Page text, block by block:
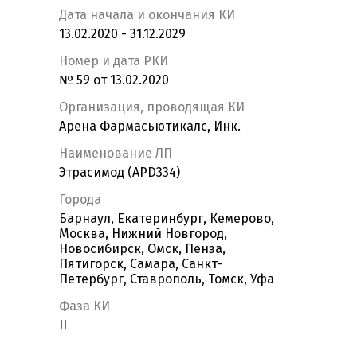
Дата начала и окончания КИ
13.02.2020 - 31.12.2029
Номер и дата РКИ
№ 59 от 13.02.2020
Организация, проводящая КИ
Арена Фармасьютикалс, Инк.
Наименование ЛП
Этрасимод (APD334)
Города
Барнаул, Екатеринбург, Кемерово,
Москва, Нижний Новгород,
Новосибирск, Омск, Пенза,
Пятигорск, Самара, Санкт-
Петербург, Ставрополь, Томск, Уфа
Фаза КИ